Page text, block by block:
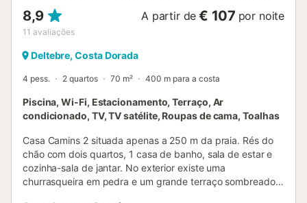
8,9
11 avaliações
A partir de € 107 por noite
Deltebre, Costa Dorada
4 pess. 2 quartos 70 m² 400 m para a costa
Piscina, Wi-Fi, Estacionamento, Terraço, Ar
condicionado, TV, TV satélite, Roupas de cama, Toalhas
Casa Camins 2 situada apenas a 250 m da praia. Rés do
chão com dois quartos, 1 casa de banho, sala de estar e
cozinha-sala de jantar. No exterior existe uma
churrasqueira em pedra e um grande terraço sombreado